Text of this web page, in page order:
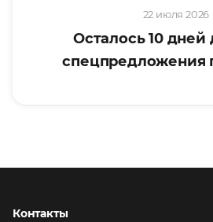
22 июля 2026
Осталось 10 дней
спецпредложения
Контакты